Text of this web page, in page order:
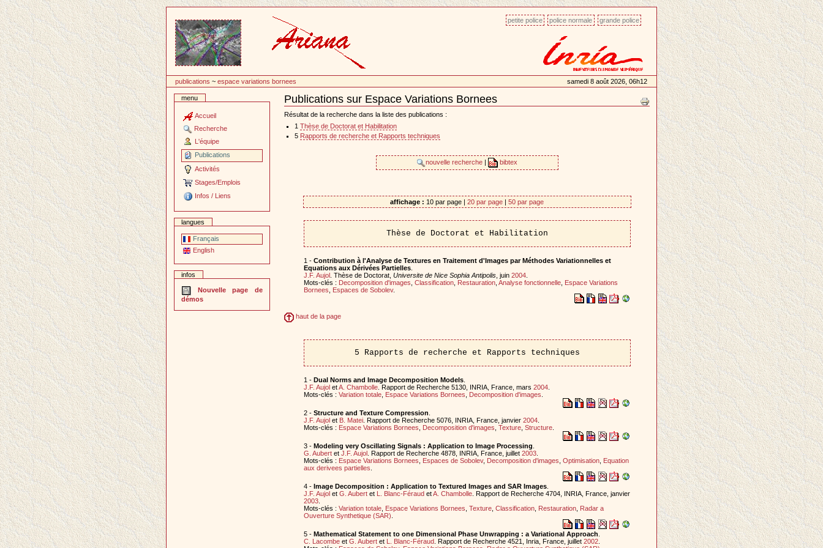
contenu
petite police police normale grande police
publications ~espace variations bornees samedi 8 août 2026, 06h12
menu
Accueil
Recherche
L'équipe
Publications
Activités
Stages/Emplois
Infos / Liens
langues
Français
English
infos
Nouvelle page de
démos
Publications sur Espace Variations Bornees
Document
Actions
Résultat de la recherche dans la liste des publications :
1 Thèse de Doctorat et Habilitation
5 Rapports de recherche et Rapports techniques
nouvelle recherche bibtex
affichage : 10 par page | 20 par page | 50 par page
Thèse de Doctorat et Habilitation
1 - Contribution à l'Analyse de Textures en Traitement d'Images par Méthodes Variationnelles et
Equations aux Dérivées Partielles.
J.F. Aujol. Thèse de Doctorat, Universite de Nice Sophia Antipolis, juin 2004.
Mots-clés : Decomposition d'images Classification, Restauration, Analyse fonctionnelle, Espace Variations
Bornees
Espaces de Sobolev.
haut de la page
5 Rapports de recherche et Rapports techniques
1 - Dual Norms and Image Decomposition Models.
J.F. AujoletA. Chambolle. Rapport de Recherche 5130, INRIA, France, mars 2004.
Mots-clés : Variation totale, Espace Variations Bornees Decomposition d'images
2 - Structure and Texture Compression
J.F. Aujolet B. Matei. Rapport de Recherche 5076, INRIA, France, janvier 2004.
Mots-clés : Espace Variations Bornees Decomposition d'images Texture, Structure.
3 - Modeling very Oscillating Signals : Application to Image Processing
G. Aubertet J.F. Aujol. Rapport de Recherche 4878, INRIA, France, juillet 2003.
Mots-clés : Espace Variations Bornees Espaces de Sobolev, Decomposition d'images Optimisation, Equation
aux derivees partielles
4 - Image Decomposition : Application to Textured Images and SAR Images.
J.F. Aujolet G. Aubertet L. Blanc-FéraudetA. Chambolle. Rapport de Recherche 4704, INRIA, France, janvier
2003.
Mots-clés : Variation totale, Espace Variations Bornees Texture, Classification, Restauration, Radar a
Ouverture Synthetique (SAR)
5 - Mathematical Statement to one Dimensional Phase Unwrapping : a Variational Approach
C. Lacombeet G. Aubertet L. Blanc-Féraud. Rapport de Recherche 4521, Inria, France, juillet 2002.